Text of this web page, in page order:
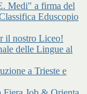
Medi" a firma del
Eduscopio
il nostro Liceo!
delle Lingue al
a Trieste e